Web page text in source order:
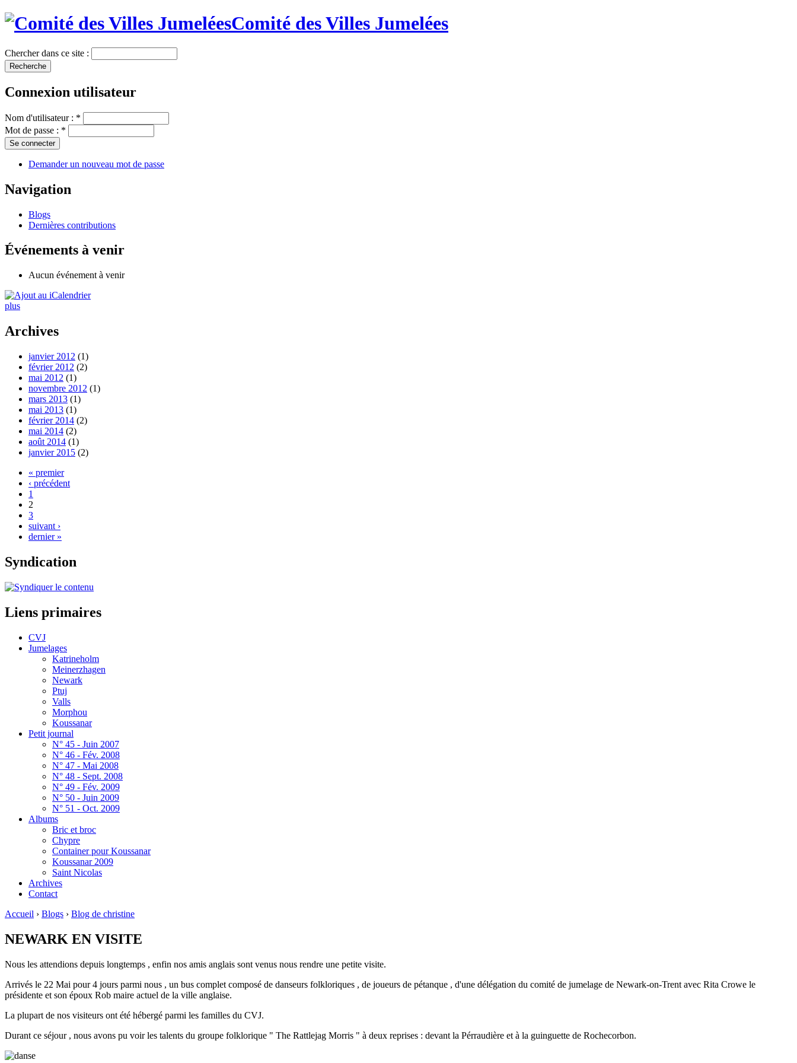
Comité des Villes Jumelées
Chercher dans ce site :
Connexion utilisateur
Nom d'utilisateur : *
Mot de passe : *
Demander un nouveau mot de passe
Navigation
Blogs
Dernières contributions
Événements à venir
Aucun événement à venir
plus
Archives
janvier 2012 (1)
février 2012 (2)
mai 2012 (1)
novembre 2012 (1)
mars 2013 (1)
mai 2013 (1)
février 2014 (2)
mai 2014 (2)
août 2014 (1)
janvier 2015 (2)
« premier
‹ précédent
1
2
3
suivant ›
dernier »
Syndication
Liens primaires
CVJ
Jumelages
Katrineholm
Meinerzhagen
Newark
Ptuj
Valls
Morphou
Koussanar
Petit journal
N° 45 - Juin 2007
N° 46 - Fév. 2008
N° 47 - Mai 2008
N° 48 - Sept. 2008
N° 49 - Fév. 2009
N° 50 - Juin 2009
N° 51 - Oct. 2009
Albums
Bric et broc
Chypre
Container pour Koussanar
Koussanar 2009
Saint Nicolas
Archives
Contact
Accueil › Blogs › Blog de christine
NEWARK EN VISITE
Nous les attendions depuis longtemps , enfin nos amis anglais sont venus nous rendre une petite visite.
Arrivés le 22 Mai pour 4 jours parmi nous , un bus complet composé de danseurs folkloriques , de joueurs de pétanque , d'une délégation du comité de jumelage de Newark-on-Trent avec Rita Crowe le
présidente et son époux Rob maire actuel de la ville anglaise.
La plupart de nos visiteurs ont été hébergé parmi les familles du CVJ.
Durant ce séjour , nous avons pu voir les talents du groupe folklorique " The Rattlejag Morris " à deux reprises : devant la Pérraudière et à la guinguette de Rochecorbon.